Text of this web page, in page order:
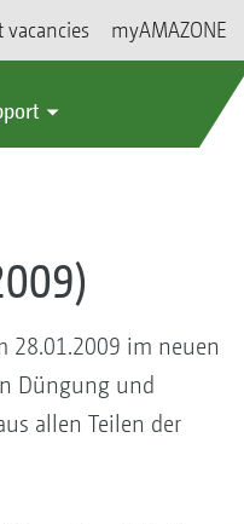
vacancies myAMAZONE
28.01.2009 im neuen
Düngung und
allen Teilen der